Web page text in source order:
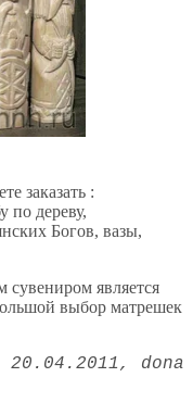
заказать :
по дереву,
Богов, вазы,
является
выбор матрешек
20.04.2011 dona